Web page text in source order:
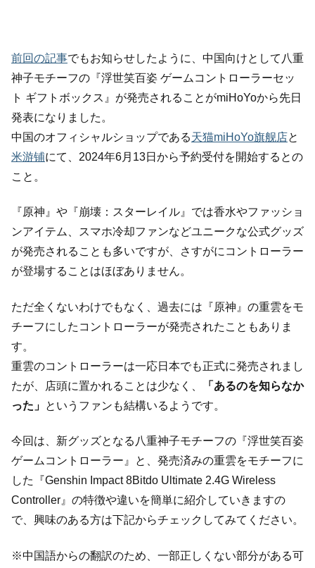
前回の記事でもお知らせしたように、中国向けとして八重
神子モチーフの『浮世笑百姿 ゲームコントローラーセッ
ト ギフトボックス』が発売されることがmiHoYoから先日
発表になりました。
中国のオフィシャルショップである天猫miHoYo旗舰店と
米游铺にて、2024年6月13日から予約受付を開始するとの
こと。
『原神』や『崩壊：スターレイル』では香水やファッショ
ンアイテム、スマホ冷却ファンなどユニークな公式グッズ
が発売されることも多いですが、さすがにコントローラー
が登場することはほぼありません。
ただ全くないわけでもなく、過去には『原神』の重雲をモ
チーフにしたコントローラーが発売されたこともありま
す。
重雲のコントローラーは一応日本でも正式に発売されまし
たが、店頭に置かれることは少なく、
「あるのを知らなか
った」 というファンも結構いるようです。
今回は、新グッズとなる八重神子モチーフの『浮世笑百姿
ゲームコントローラー』と、発売済みの重雲をモチーフに
した『Genshin Impact 8Bitdo Ultimate 2.4G Wireless
Controller』の特徴や違いを簡単に紹介していきますの
で、興味のある方は下記からチェックしてみてください。
※中国語からの翻訳のため、一部正しくない部分がある可